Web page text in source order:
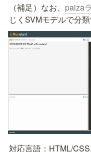
（補足）なお、 paiza
じくSVMモデルで分
対応言語：HTML/